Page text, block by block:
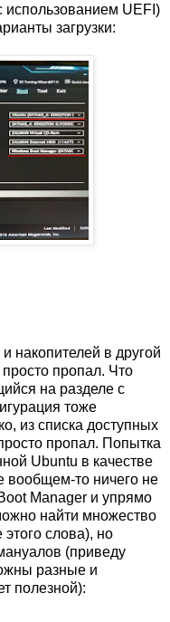
использованием UEFI)
загрузки:
накопителей в другой
просто пропал. Что
на разделе с
тоже
из списка доступных
пропал. Попытка
Ubuntu в качестве
вообщем-то ничего не
Manager и упрямо
найти множество
слова), но
(приведу
разные и
полезной):